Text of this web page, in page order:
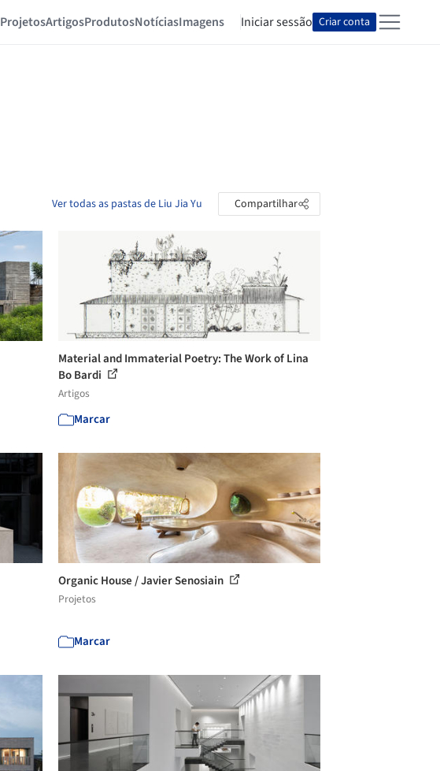
ProjetosArtigosProdutosNotíciasImagens Iniciar sessão Criar conta
Ver todas as pastas de Liu Jia Yu Compartilhar
Material and Immaterial Poetry: The Work of Lina
Bo Bardi
Artigos
Marcar
Organic House / Javier Senosiain
Projetos
Marcar